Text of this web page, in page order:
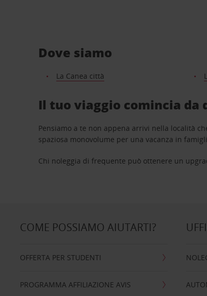
Dove siamo
La Canea città
Il tuo viaggio comincia da
Pensiamo a te non appena arrivi nella località
spaziosa monovolume per una vacanza in
Chi noleggia di frequente può ottenere un
COME POSSIAMO AIUTARTI?
OFFERTA PER STUDENTI
PROGRAMMA AFFILIAZIONE AVIS